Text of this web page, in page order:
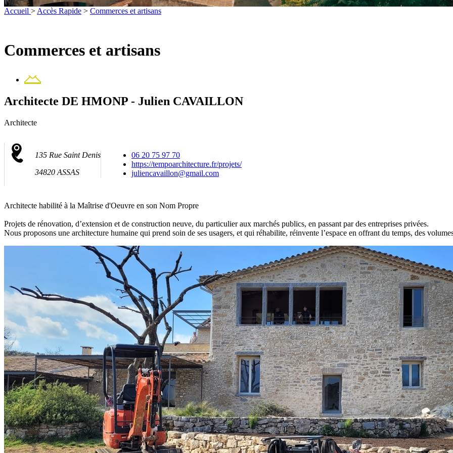
Accueil > Accès Rapide > Commerces et artisans
Commerces et artisans
Contact
Architecte DE HMONP - Julien CAVAILLON
Architecte
135 Rue Saint Denis
34820 ASSAS
06 20 75 97 70
https://tempoarchitecture.fr/projets/
juliencavaillon@gmail.com
Architecte habilité à la Maîtrise d'Oeuvre en son Nom Propre
Projets de rénovation, d’extension et de construction neuve, du particulier aux marchés publics, en passant par des entreprises privées.
Nous proposons une architecture humaine qui prend soin de ses usagers, et qui réhabilite, réinvente l’espace en offrant du temps, des